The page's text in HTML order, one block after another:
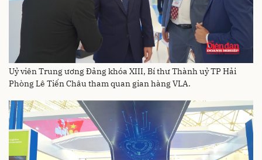
Uỷ viên Trung ương Đảng khóa XIII, Bí thư Thành uỷ TP Hải
Phòng Lê Tiến Châu tham quan gian hàng VLA.